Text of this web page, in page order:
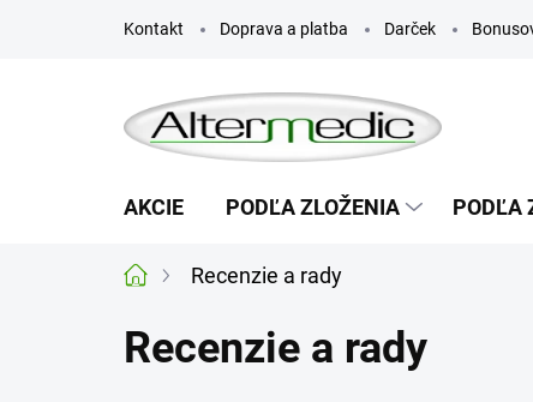
Kontakt Doprava a platba Darček
AKCIE PODĽA ZLOŽENIA PODĽA
DomovRecenzie a rady
Recenzie a rady